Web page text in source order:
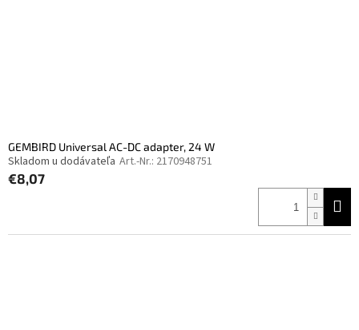
GEMBIRD Universal AC-DC adapter, 24 W
Skladom u dodávateľa Art.-Nr.: 2170948751
€8,07